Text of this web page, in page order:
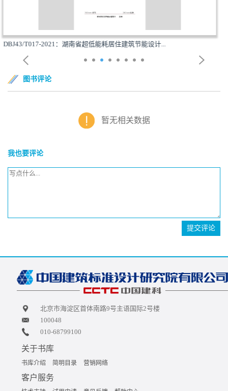
DB/T29-299-2021：超低能耗居住建筑节能工程施工技...
图书评论
暂无相关数据
我也要评论
提交评论
北京市海淀区首体南路9号主语国际2号楼
100048
010-68799100
关于书库
书库介绍 简明目录 营销网络
客户服务